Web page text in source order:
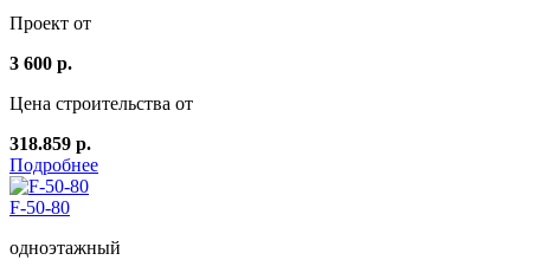
Проект от
3 600 р.
Цена строительства от
318.859 р.
Подробнее
F-50-80
одноэтажный